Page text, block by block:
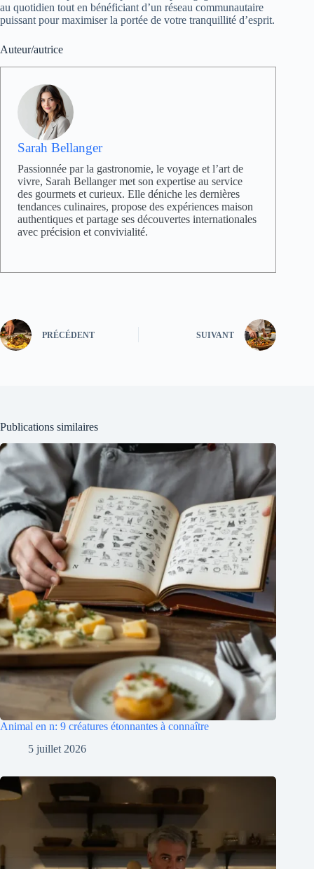
au quotidien tout en bénéficiant d’un réseau communautaire
puissant pour maximiser la portée de votre tranquillité d’esprit.
Auteur/autrice
Sarah Bellanger
Passionnée par la gastronomie, le voyage et l’art de
vivre, Sarah Bellanger met son expertise au service
des gourmets et curieux. Elle déniche les dernières
tendances culinaires, propose des expériences maison
authentiques et partage ses découvertes internationales
avec précision et convivialité.
PRÉCÉDENT SUIVANT
Publications similaires
Animal en n: 9 créatures étonnantes à connaître
5 juillet 2026